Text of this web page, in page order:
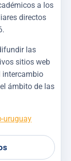
a los
directos
las
sitios web
intercambio
ámbito de las
uruguay